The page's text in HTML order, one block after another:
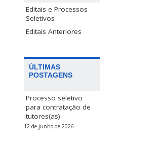
Editais e Processos
Seletivos
Editais Anteriores
ÚLTIMAS
POSTAGENS
Processo seletivo
para contratação de
tutores(as)
12 de junho de 2026